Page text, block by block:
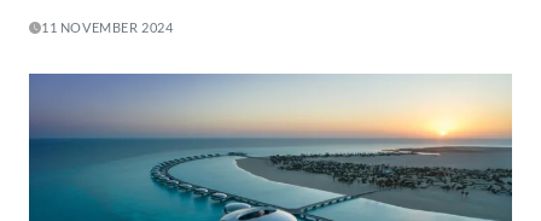
11 NOVEMBER 2024